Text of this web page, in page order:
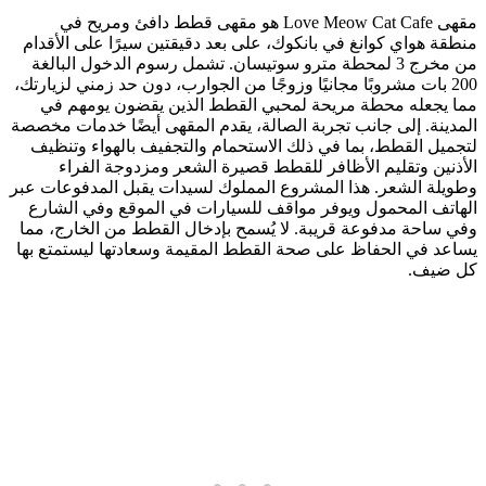
مقهى Love Meow Cat Cafe هو مقهى قطط دافئ ومريح في
منطقة هواي كوانغ في بانكوك، على بعد دقيقتين سيرًا على الأقدام
من مخرج 3 لمحطة مترو سوتيسان. تشمل رسوم الدخول البالغة
200 بات مشروبًا مجانيًا وزوجًا من الجوارب، دون حد زمني لزيارتك،
مما يجعله محطة مريحة لمحبي القطط الذين يقضون يومهم في
المدينة. إلى جانب تجربة الصالة، يقدم المقهى أيضًا خدمات مخصصة
لتجميل القطط، بما في ذلك الاستحمام والتجفيف بالهواء وتنظيف
الأذنين وتقليم الأظافر للقطط قصيرة الشعر ومزدوجة الفراء
وطويلة الشعر. هذا المشروع المملوك لسيدات يقبل المدفوعات عبر
الهاتف المحمول ويوفر مواقف للسيارات في الموقع وفي الشارع
وفي ساحة مدفوعة قريبة. لا يُسمح بإدخال القطط من الخارج، مما
يساعد في الحفاظ على صحة القطط المقيمة وسعادتها ليستمتع بها
كل ضيف.